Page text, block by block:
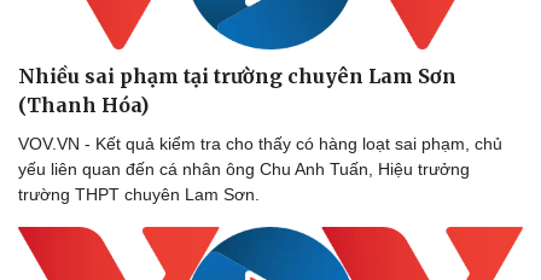
Nhiều sai phạm tại trường chuyên Lam Sơn
(Thanh Hóa)
VOV.VN - Kết quả kiểm tra cho thấy có hàng loạt sai phạm, chủ
yếu liên quan đến cá nhân ông Chu Anh Tuấn, Hiệu trưởng
trường THPT chuyên Lam Sơn.